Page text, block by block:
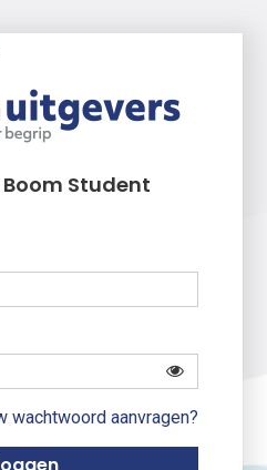
Student
wachtwoord aanvragen?